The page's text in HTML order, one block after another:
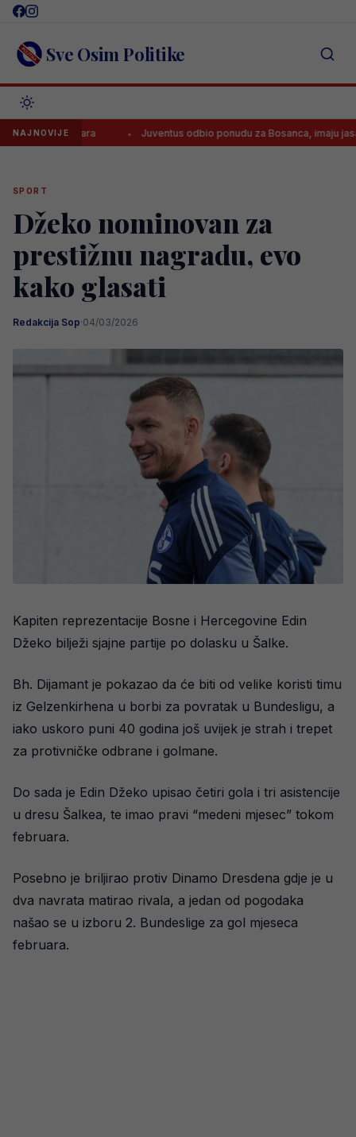
Skip
content Sve Osim Politike
NAJNOVIJE
Baždara Juventus odbio ponudu za Bosanca, imaju jasan plan!
SPORT
Džeko nominovan za
prestižnu nagradu, evo
kako glasati
Redakcija Sop·04/03/2026
Kapiten reprezentacije Bosne i Hercegovine Edin
Džeko bilježi sjajne partije po dolasku u Šalke.
Bh. Dijamant je pokazao da će biti od velike koristi timu
iz Gelzenkirhena u borbi za povratak u Bundesligu, a
iako uskoro puni 40 godina još uvijek je strah i trepet
za protivničke odbrane i golmane.
Do sada je Edin Džeko upisao četiri gola i tri asistencije
u dresu Šalkea, te imao pravi “medeni mjesec” tokom
februara.
Posebno je briljirao protiv Dinamo Dresdena gdje je u
dva navrata matirao rivala, a jedan od pogodaka
našao se u izboru 2. Bundeslige za gol mjeseca
februara.